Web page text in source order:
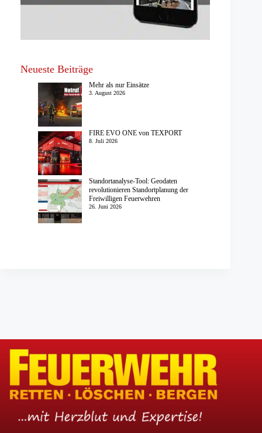
Neueste Beiträge
Mehr als nur Einsätze
3. August 2026
FIRE EVO ONE von TEXPORT
8. Juli 2026
Standortanalyse-Tool: Geodaten
revolutionieren Standortplanung der
Freiwilligen Feuerwehren
26. Juni 2026